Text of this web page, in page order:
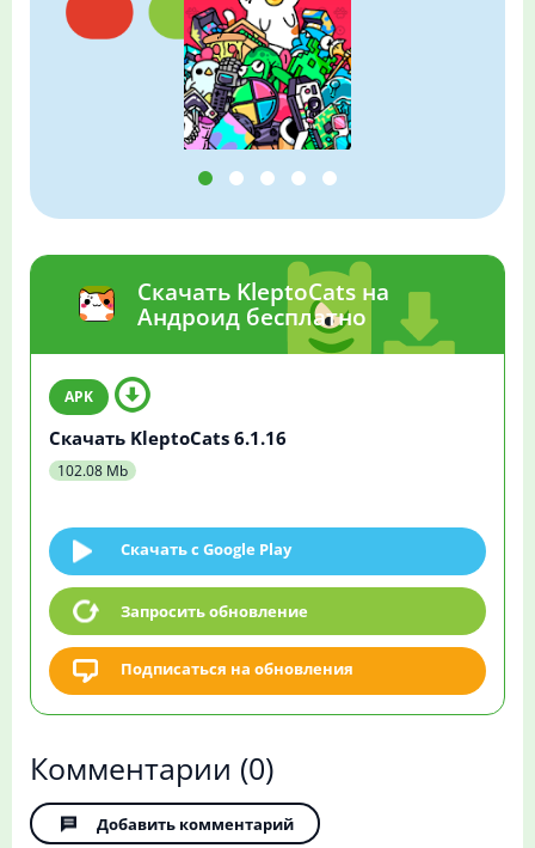
Скачать KleptoCats на
Андроид бесплатно
Скачать KleptoCats 6.1.16
102.08 Mb
Скачать c Google Play
Запросить обновление
Подписаться на обновления
Комментарии (0)
Добавить комментарий